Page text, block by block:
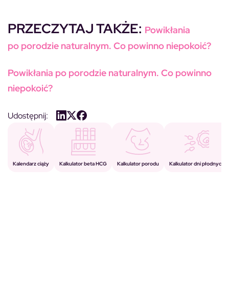
PRZECZYTAJ TAKŻE: Powikłania
po porodzie naturalnym. Co powinno niepokoić?
Powikłania po porodzie naturalnym. Co powinno
niepokoić?
Udostępnij:
Kalendarz ciąży Kalkulator beta HCG Kalkulator porodu Kalkulator dni płodnych